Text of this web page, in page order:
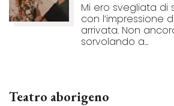
Mi ero svegliata di
con l’impressione
arrivata. Non
sorvolando a...
Teatro aborigeno